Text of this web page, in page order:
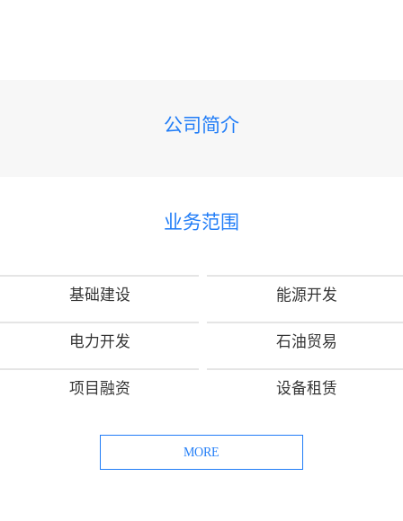
公司简介
业务范围
基础建设 能源开发
电力开发 石油贸易
项目融资 设备租赁
MORE